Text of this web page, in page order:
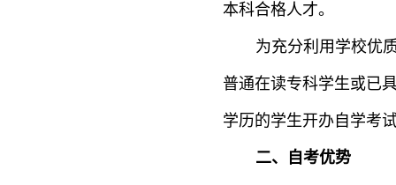
本科合格人才。
为充分利用学校优
普通在读专科学生或已
学历的学生开办自学考
二、自考优势